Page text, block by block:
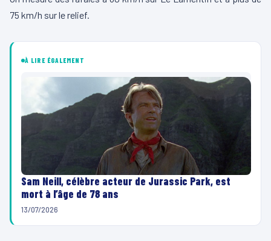
75 km/h sur le relief.
À LIRE ÉGALEMENT
Sam Neill, célèbre acteur de Jurassic Park, est
mort à l’âge de 78 ans
13/07/2026